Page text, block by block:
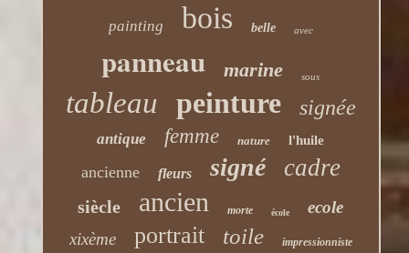
painting bois belle avec
panneau marine sous
tableau peinture signée
antique femme nature l'huile
ancienne fleurs signé cadre
siècle ancien morte école
ecole
xixème
portrait toile impressionniste